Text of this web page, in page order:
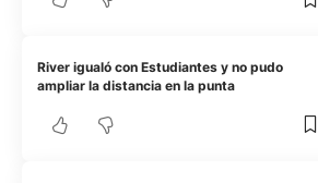
River igualó con Estudiantes y no pudo
ampliar la distancia en la punta